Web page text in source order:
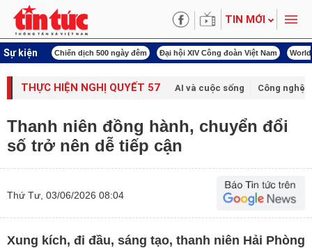
TIN MỚI
Sự kiện
ngày đêm Đại hội XIV Công đoàn Việt Nam World Cup 2026 Kỳ họp thứ
THỰC HIỆN NGHỊ QUYẾT 57 AI và cuộc sống Công nghệ
Thanh niên đồng hành, chuyển đổi
số trở nên dễ tiếp cận
Thứ Tư, 03/06/2026 08:04
Xung kích, đi đầu, sáng tạo, thanh niên Hải Phòng